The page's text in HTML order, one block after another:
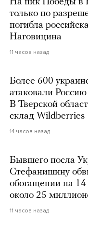
только по
погибла
Наговицина
11 часов назад
Более 600
атаковали
В Тверской
склад Wildberries
14 часов назад
Бывшего посла
Стефанишину
обогащении на
около 25
11 часов назад